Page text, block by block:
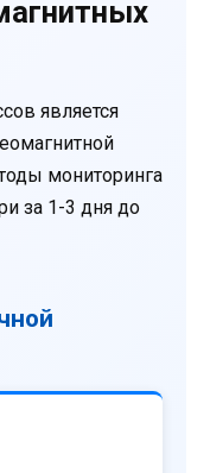
является
мониторинга
за 1-3 дня до